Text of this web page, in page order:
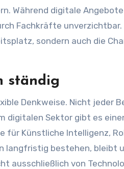
Während digitale
Fachkräfte unverzichtbar.
sondern auch die
ständig
Denkweise. Nicht jeder
digitalen Sektor gibt es
für Künstliche Intelligenz,
langfristig bestehen, bleibt
ausschließlich von